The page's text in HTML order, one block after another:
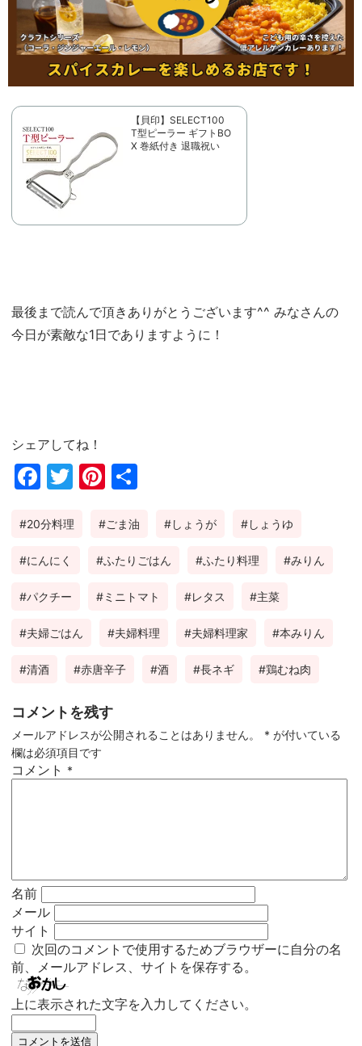
【貝印】SELECT100
T型ピーラー ギフトBO
X 巻紙付き 退職祝い
最後まで読んで頂きありがとうございます^^ みなさんの
今日が素敵な1日でありますように！
シェアしてね！
Fac
ok
Twi
Pin
est
20分料理 ごま油 しょうが しょうゆ
にんにく ふたりごはん ふたり料理 みりん
パクチー ミニトマト レタス 主菜
夫婦ごはん 夫婦料理 夫婦料理家 本みりん
清酒 赤唐辛子 酒 長ネギ 鶏むね肉
コメントを残す
メールアドレスが公開されることはありません。 * が付いている
欄は必須項目です
コメント *
名前
メール
サイト
次回のコメントで使用するためブラウザーに自分の名
前、メールアドレス、サイトを保存する。
上に表示された文字を入力してください。